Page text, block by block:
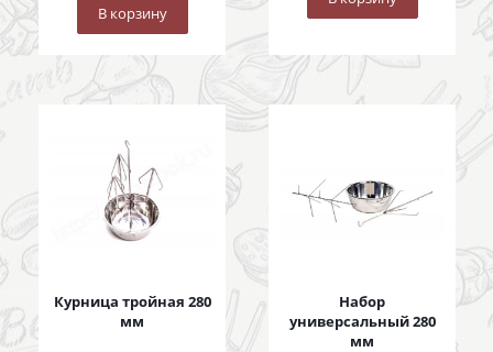
В корзину
Курница тройная 280
мм
Набор
универсальный 280
мм